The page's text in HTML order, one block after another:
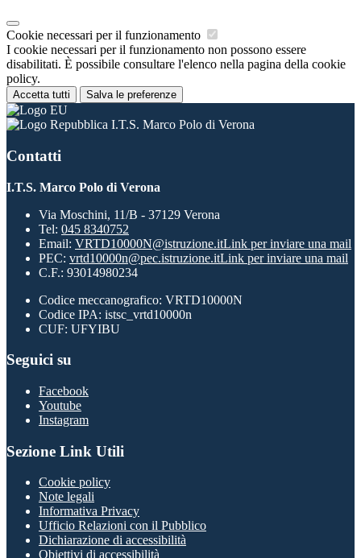
Cookie necessari per il funzionamento
I cookie necessari per il funzionamento non possono essere
disabilitati. È possibile consultare l'elenco nella pagina della cookie
policy.
Accetta tutti Salva le preferenze
I.T.S. Marco Polo di Verona
Contatti
I.T.S. Marco Polo di Verona
Via Moschini, 11/B - 37129 Verona
Tel: 045 8340752
Email: VRTD10000N@istruzione.itLink per inviare una mail
PEC: vrtd10000n@pec.istruzione.itLink per inviare una mail
C.F.: 93014980234
Codice meccanografico: VRTD10000N
Codice IPA: istsc_vrtd10000n
CUF: UFYIBU
Seguici su
Facebook
Youtube
Instagram
Sezione Link Utili
Cookie policy
Note legali
Informativa Privacy
Ufficio Relazioni con il Pubblico
Dichiarazione di accessibilità
Obiettivi di accessibilità